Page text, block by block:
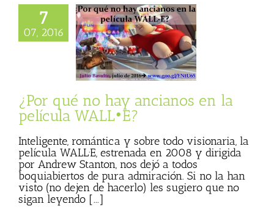
7
07, 2016
no hay ancianos
WALL•E?
¿Por qué no hay ancianos en la
película WALL•E?
Inteligente, romántica y sobre todo visionaria, la
película WALL·E, estrenada en 2008 y dirigida
por Andrew Stanton, nos dejó a todos
boquiabiertos de pura admiración. Si no la han
visto (no dejen de hacerlo) les sugiero que no
sigan leyendo [...]